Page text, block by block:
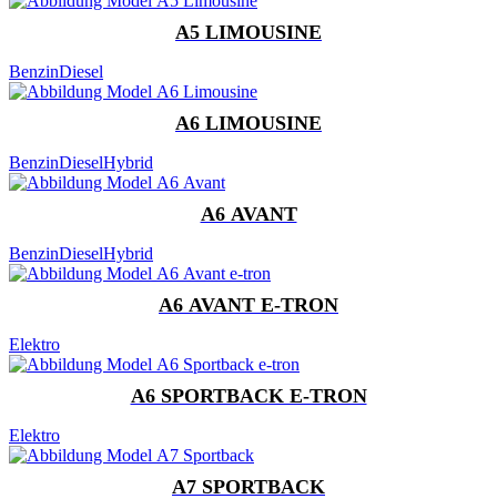
A5 LIMOUSINE
BenzinDiesel
A6 LIMOUSINE
BenzinDieselHybrid
A6 AVANT
BenzinDieselHybrid
A6 AVANT E-TRON
Elektro
A6 SPORTBACK E-TRON
Elektro
A7 SPORTBACK